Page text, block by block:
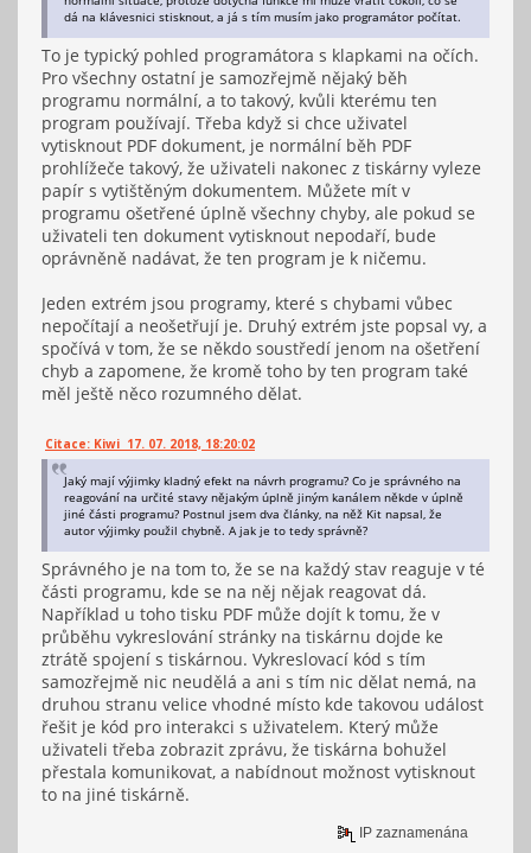
dá na klávesnici stisknout, a já s tím musím jako programátor počítat.
To je typický pohled programátora s klapkami na očích.
Pro všechny ostatní je samozřejmě nějaký běh
programu normální, a to takový, kvůli kterému ten
program používají. Třeba když si chce uživatel
vytisknout PDF dokument, je normální běh PDF
prohlížeče takový, že uživateli nakonec z tiskárny vyleze
papír s vytištěným dokumentem. Můžete mít v
programu ošetřené úplně všechny chyby, ale pokud se
uživateli ten dokument vytisknout nepodaří, bude
oprávněně nadávat, že ten program je k ničemu.
Jeden extrém jsou programy, které s chybami vůbec
nepočítají a neošetřují je. Druhý extrém jste popsal vy, a
spočívá v tom, že se někdo soustředí jenom na ošetření
chyb a zapomene, že kromě toho by ten program také
měl ještě něco rozumného dělat.
Citace: Kiwi 17. 07. 2018, 18:20:02
Jaký mají výjimky kladný efekt na návrh programu? Co je správného na
reagování na určité stavy nějakým úplně jiným kanálem někde v úplně
jiné části programu? Postnul jsem dva články, na něž Kit napsal, že
autor výjimky použil chybně. A jak je to tedy správně?
Správného je na tom to, že se na každý stav reaguje v té
části programu, kde se na něj nějak reagovat dá.
Například u toho tisku PDF může dojít k tomu, že v
průběhu vykreslování stránky na tiskárnu dojde ke
ztrátě spojení s tiskárnou. Vykreslovací kód s tím
samozřejmě nic neudělá a ani s tím nic dělat nemá, na
druhou stranu velice vhodné místo kde takovou událost
řešit je kód pro interakci s uživatelem. Který může
uživateli třeba zobrazit zprávu, že tiskárna bohužel
přestala komunikovat, a nabídnout možnost vytisknout
to na jiné tiskárně.
IP zaznamenána